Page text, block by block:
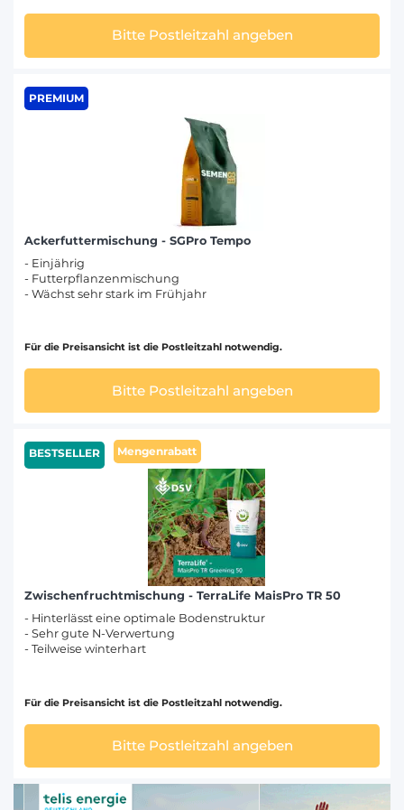
Bitte Postleitzahl angeben
PREMIUM
Ackerfuttermischung - SGPro Tempo
- Einjährig
- Futterpflanzenmischung
- Wächst sehr stark im Frühjahr
Für die Preisansicht ist die Postleitzahl notwendig.
Bitte Postleitzahl angeben
BESTSELLER Mengenrabatt
Zwischenfruchtmischung - TerraLife MaisPro TR 50
- Hinterlässt eine optimale Bodenstruktur
- Sehr gute N-Verwertung
- Teilweise winterhart
Für die Preisansicht ist die Postleitzahl notwendig.
Bitte Postleitzahl angeben